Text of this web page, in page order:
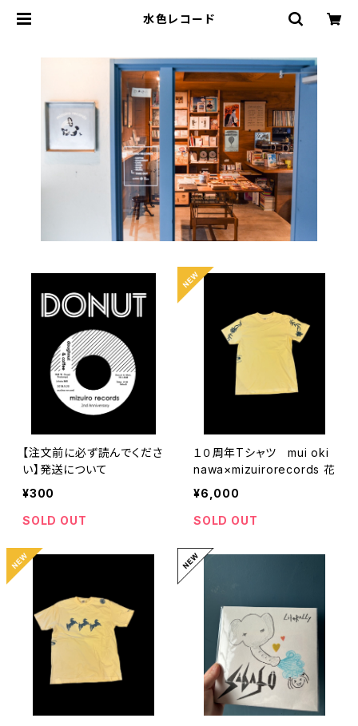
水色レコード
【注文前に必ず読んでくださ
い】発送について
¥300
SOLD OUT
１０周年Tシャツ mui oki
nawa×mizuirorecords 花
¥6,000
SOLD OUT